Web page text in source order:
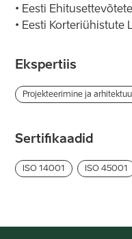
• Eesti
• Eesti Korteriühistute
Ekspertiis
Projekteerimine ja
Sertifikaadid
ISO 14001 ISO 45001